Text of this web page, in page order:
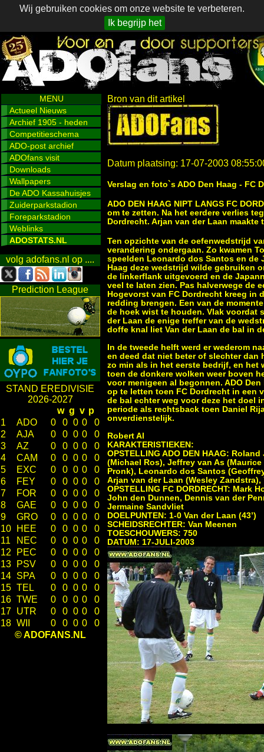
Wij gebruiken cookies om onze website te verbeteren.
Ik begrijp het
MENU
Actueel Nieuws
Archief 1905 - heden
Competitieschema
ADO-post archief
ADOfans visit
Downloads
Wallpapers
De ADO Kassahuisjes
Zuiderparkstadion
Foreparkstadion
Weblinks
ADOSTATS.NL
volg adofans.nl op ....
Prediction League
STAND EREDIVISIE
2026-2027
w g v p
1
ADO 0 0 0 0
0
2
AJA 0 0 0 0
0
3
AZ 0 0 0 0
0
4
CAM 0 0 0 0
0
5
EXC 0 0 0 0
0
6
FEY 0 0 0 0
0
7
FOR 0 0 0 0
0
8
GAE 0 0 0 0
0
9
GRO 0 0 0 0
0
10
HEE 0 0 0 0
0
11
NEC 0 0 0 0
0
12
PEC 0 0 0 0
0
13
PSV 0 0 0 0
0
14 SPA 0 0 0 0
0
15 TEL 0 0 0 0
0
16 TWE 0 0 0 0
0
17 UTR 0 0 0 0
0
18 WII 0 0 0 0
0
© ADOFANS.NL
Bron van dit artikel
Datum plaatsing: 17-07-2003
Verslag en foto`s ADO Den Haag - FC
ADO DEN HAAG NIPT LANGS FC
om te zetten. Na het eerdere verlies
Dordrecht. Arjan van der Laan
Ten opzichte van de oefenwedstrijd
verandering ondergaan. Zo kwamen
speelden Leonardo dos Santos en de
Haag deze wedstrijd wilde gebruiken
de linkerflank uitgevoerd en de
veel te laten zien. Pas halverwege de
Hogevorst van FC Dordrecht kreeg in
redding brengen. Een van de
de hoek wist te houden. Vlak voordat
der Laan de enige treffer van de
doffe knal liet Van der Laan de bal in
In de tweede helft werd er wederom
en deed dat niet beter of slechter dan
zo min als in het eerste bedrijf, en het
toen de donkere wolken weer boven
voor menigeen al begonnen. ADO
op te letten toen FC Dordrecht in een
de bal echter weg voor deze het doel
periode als rechtsback toen Daniel
onverdienstelijk.
Robert Al
KARAKTERISTIEKEN:
OPSTELLING ADO DEN HAAG:
(Michael Ros), Jeffrey van As
Pronk), Leonardo dos Santos
Arjan van der Laan (Wesley
OPSTELLING FC DORDRECHT: Mark
John den Dunnen, Dennis van der
Jermaine Sandvliet
DOELPUNTEN: 1-0 Van der Laan (43’)
SCHEIDSRECHTER: Van Meenen
TOESCHOUWERS: 750
DATUM: 17-JULI-2003